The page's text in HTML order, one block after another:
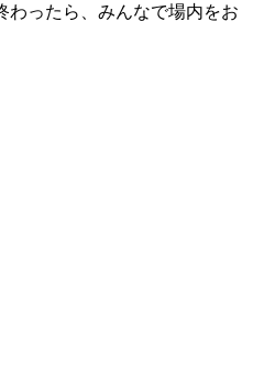
わったら、みんなで場内をお